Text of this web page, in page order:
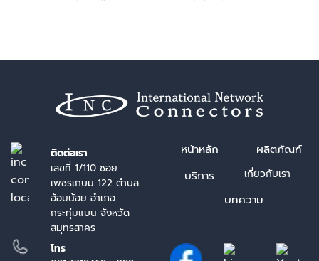
ติดต่อเรา
เลขที่ 1/110 ซอย
เพชรเกษม 122 ตำบล
อ้อมน้อย อำเภอ
กระทุ่มแบน จังหวัด
สมุทรสาคร
โทร
หน้าหลัก
ผลิตภัณฑ์
บริการ
เกี่ยวกับเรา
บทความ